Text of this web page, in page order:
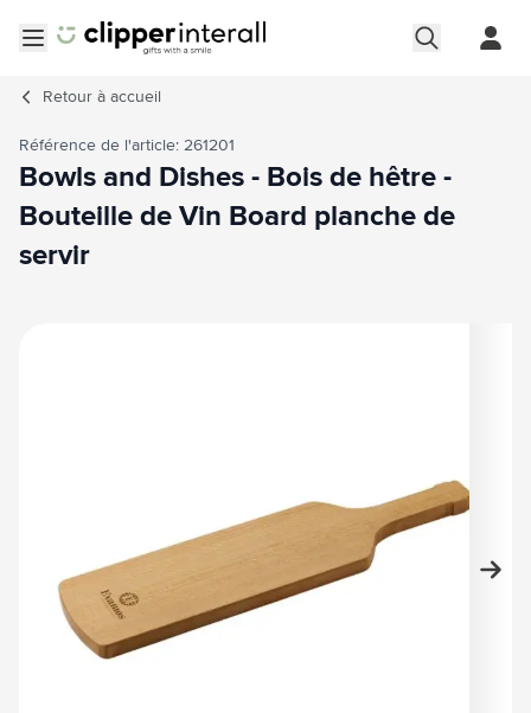
Retour à accueil
Référence de l'article: 261201
Bowls and Dishes - Bois de hêtre -
Bouteille de Vin Board planche de
servir